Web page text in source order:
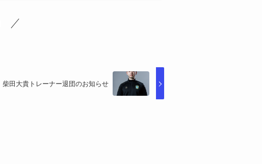
柴田大貴トレーナー退団のお知らせ